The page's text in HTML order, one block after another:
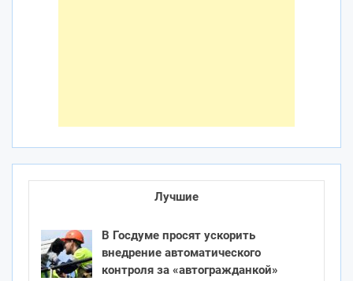
Лучшие
В Госдуме просят ускорить
внедрение автоматического
контроля за «автогражданкой»